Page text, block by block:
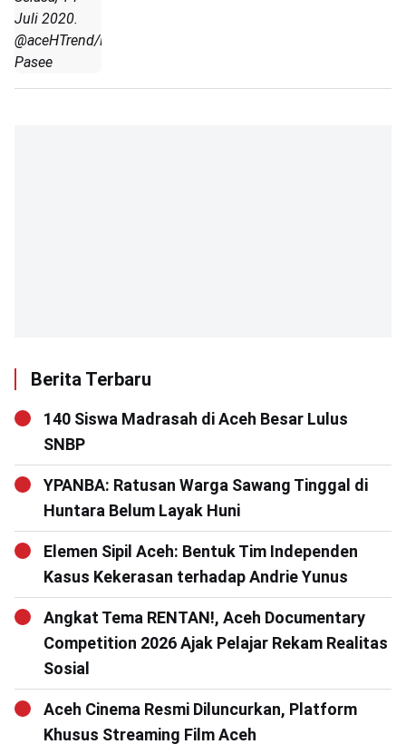
Juli 2020.
@aceHTrend/Mulyadi
Pasee
Berita Terbaru
140 Siswa Madrasah di Aceh Besar Lulus
SNBP
YPANBA: Ratusan Warga Sawang Tinggal di
Huntara Belum Layak Huni
Elemen Sipil Aceh: Bentuk Tim Independen
Kasus Kekerasan terhadap Andrie Yunus
Angkat Tema RENTAN!, Aceh Documentary
Competition 2026 Ajak Pelajar Rekam Realitas
Sosial
Aceh Cinema Resmi Diluncurkan, Platform
Khusus Streaming Film Aceh